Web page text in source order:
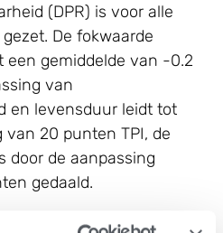
(DPR) is voor alle
De fokwaarde
een gemiddelde van -0.2
van
en levensduur leidt tot
van 20 punten TPI, de
door de aanpassing
gedaald.
Robust x Massey | 511 |